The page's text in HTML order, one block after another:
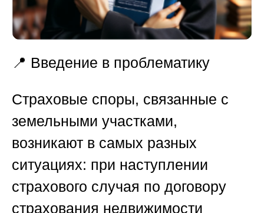
📍 Введение в проблематику
Страховые споры, связанные с
земельными участками,
возникают в самых разных
ситуациях: при наступлении
страхового случая по договору
страхования недвижимости